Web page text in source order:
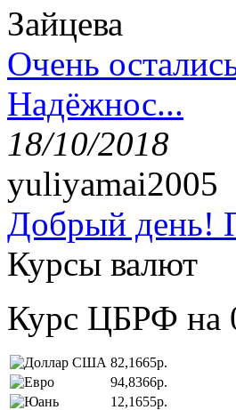
Зайцева
Очень
Надёжнос...
18/10/2018
yuliyamai2005
Добрый день!
Курсы валют
Курс ЦБРФ на
82,1665р.
94,8366р.
12,1655р.